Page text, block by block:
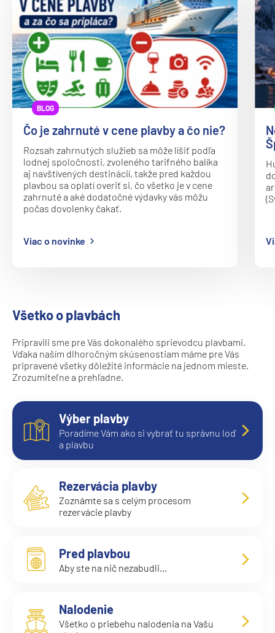
MS Westerdam
MS Zaandam
MS Zuiderdam
Hurtigruten
HX MS Fram
HX MS Fridtjof Nansen
HX MS Maud
HX MS Roald Amundsen
HX MS Santa Cruz II
HX MS Spitsbergen
MS Kong Harald
MS Midnatsol
MS Nordstjernen
MS Otto Sverdrup
MS Polarlys
MS Richard With
MS Trollfjord
MS Vesteralen
MSC Cruises
MSC Bellissima
MSC Divina
MSC Fantasia
MSC Grandiosa
MSC Magnifica
BLOG
Čo je zahrnuté v cene plavby a čo nie?
Rozsah zahrnutých služieb sa môže líšiť podľa
lodnej spoločnosti, zvoleného tarifného balíka
aj navštívených destinácií, takže pred každou
plavbou sa oplatí overiť si, čo všetko je v cene
zahrnuté a aké dodatočné výdavky vás môžu
počas dovolenky čakať.
Viac o novinke
Všetko o plavbách
Pripravili sme pre Vás dokonalého sprievodcu plavbami.
Vďaka naším dlhoročným skúsenostiam máme pre Vás
pripravené všetky dôležité informácie na jednom mieste.
Zrozumiteľne a prehľadne.
Výber plavby
Poradíme Vám ako si vybrať tu správnu loď
a plavbu
Rezervácia plavby
Zoznámte sa s celým procesom
rezervácie plavby
Pred plavbou
Aby ste na nič nezabudli...
Nalodenie
Všetko o priebehu nalodenia na Vašu